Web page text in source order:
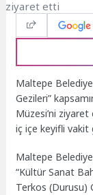
Maltepe
Gezileri”
Müzesi’ni
iç içe keyifli vakit
Maltepe
“Kültür Sanat
Terkos (Durusu)